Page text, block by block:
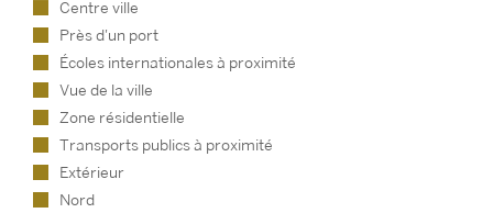
Centre ville
Près d'un port
Écoles internationales à proximité
Vue de la ville
Zone résidentielle
Transports publics à proximité
Extérieur
Nord